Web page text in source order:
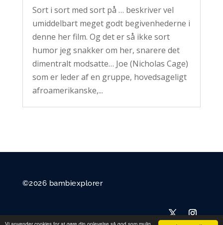
Sort i sort med sort på … beskriver vel
umiddelbart meget godt begivenhederne i
denne her film. Og det er så ikke sort
humor jeg snakker om her, snarere det
dimentralt modsatte… Joe (Nicholas Cage)
som er leder af en gruppe, hovedsageligt
afroamerikanske,...
©2026 bambiexplorer